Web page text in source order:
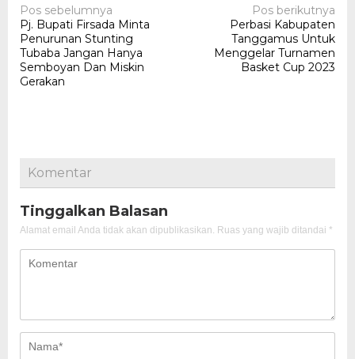
Navigasi
pos
Pos sebelumnya
Pj. Bupati Firsada Minta
Penurunan Stunting
Tubaba Jangan Hanya
Semboyan Dan Miskin
Gerakan
Pos berikutnya
Perbasi Kabupaten
Tanggamus Untuk
Menggelar Turnamen
Basket Cup 2023
Komentar
Tinggalkan Balasan
Alamat email Anda tidak akan dipublikasikan. Ruas yang wajib ditandai *